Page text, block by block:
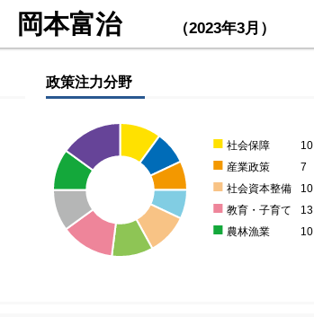
岡本富治 （2023年3月）
政策注力分野
■ 社会保障 10
■ 産業政策 7
■ 社会資本整備 10
■ 教育・子育て 13
■ 農林漁業 10